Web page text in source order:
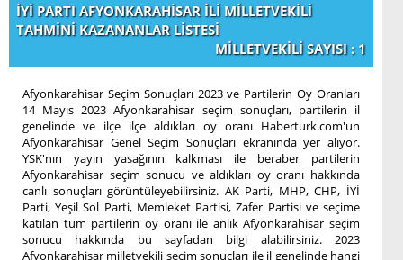
İYİ PARTI AFYONKARAHİSAR İLİ MİLLETVEKİLİ
TAHMİNİ KAZANANLAR LİSTESİ
MİLLETVEKİLİ SAYISI : 1
Afyonkarahisar Seçim Sonuçları 2023 ve Partilerin Oy Oranları
14 Mayıs 2023 Afyonkarahisar seçim sonuçları, partilerin il
genelinde ve ilçe ilçe aldıkları oy oranı Haberturk.com'un
Afyonkarahisar Genel Seçim Sonuçları ekranında yer alıyor.
YSK'nın yayın yasağının kalkması ile beraber partilerin
Afyonkarahisar seçim sonucu ve aldıkları oy oranı hakkında
canlı sonuçları görüntüleyebilirsiniz. AK Parti, MHP, CHP, İYİ
Parti, Yeşil Sol Parti, Memleket Partisi, Zafer Partisi ve seçime
katılan tüm partilerin oy oranı ile anlık Afyonkarahisar seçim
sonucu hakkında bu sayfadan bilgi alabilirsiniz. 2023
Afyonkarahisar milletvekili seçim sonuçları ile il genelinde hangi